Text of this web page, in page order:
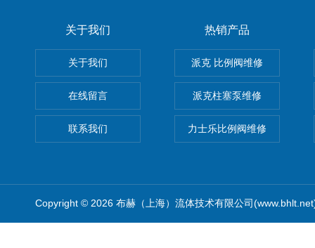
关于我们
关于我们
在线留言
联系我们
热销产品
派克 比例阀维修
派克柱塞泵维修
力士乐比例阀维修
Copyright © 2026 布赫（上海）流体技术有限公司